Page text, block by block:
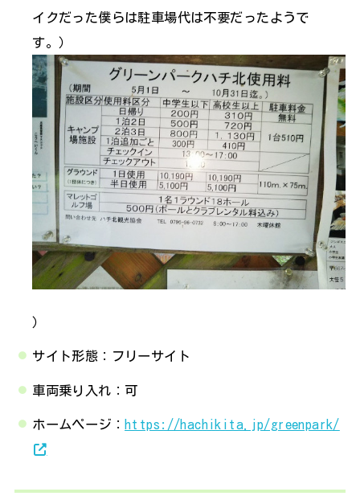
イクだった僕らは駐車場代は不要だったようで
す。）
）
サイト形態：フリーサイト
車両乗り入れ：可
ホームページ： https://hachikita.jp/greenpark/